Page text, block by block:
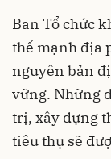
Ban Tổ chức
thế mạnh địa
nguyên bản
vững. Những
trị, xây dựng
tiêu thụ sẽ